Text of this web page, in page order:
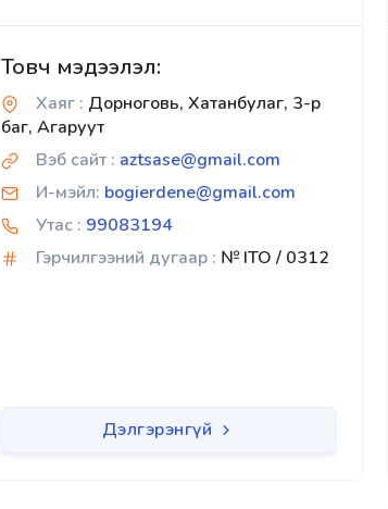
Товч мэдээлэл:
Хаяг : Дорноговь, Хатанбулаг, 3-р
баг, Агаруут
Вэб сайт : aztsase@gmail.com
И-мэйл: bogierdene@gmail.com
Утас : 99083194
Гэрчилгээний дугаар : № ITO / 0312
Дэлгэрэнгүй